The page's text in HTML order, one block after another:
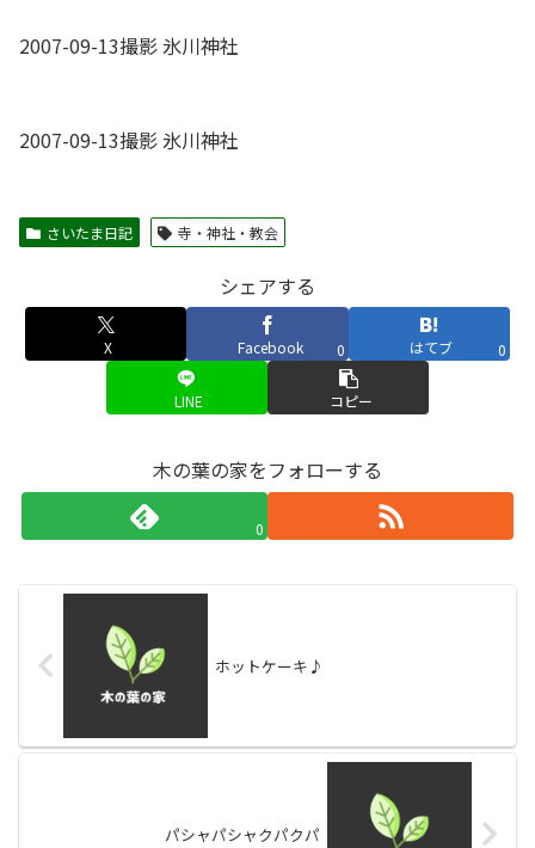
2007-09-13撮影 氷川神社
2007-09-13撮影 氷川神社
さいたま日記 寺・神社・教会
シェアする
X Facebook 0 はてブ 0
LINE コピー
木の葉の家をフォローする
0
ホットケーキ♪
パシャパシャクパクパ